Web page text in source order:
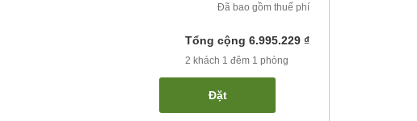
Đã bao gồm thuế phí
Tổng cộng 6.995.229 ₫
2 khách 1 đêm 1 phòng
Đặt